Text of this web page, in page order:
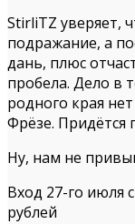
Stir­liTZ уверяет,
подражание, а
дань, плюс
пробела. Дело в
родного края
Фрёзе. Придётся
Ну, нам не
Вход 27-го июля
рублей